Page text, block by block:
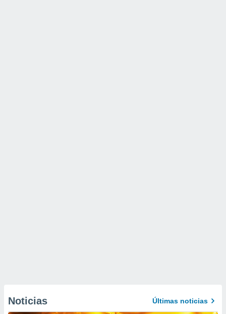
Noticias Últimas noticias